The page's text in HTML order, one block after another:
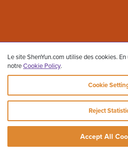
Le site ShenYun.com utilise des cookies.
notreCookie Policy.
Cookie
Reject
Accept All